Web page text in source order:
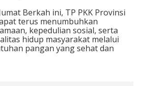
Berkah ini, TP PKK Provinsi
terus menumbuhkan
kepedulian sosial, serta
hidup masyarakat melalui
pangan yang sehat dan